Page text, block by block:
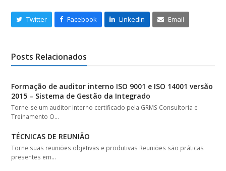
Twitter Facebook LinkedIn Email
Posts Relacionados
Formação de auditor interno ISO 9001 e ISO 14001 versão
2015 – Sistema de Gestão da Integrado
Torne-se um auditor interno certificado pela GRMS Consultoria e
Treinamento O…
TÉCNICAS DE REUNIÃO
Torne suas reuniões objetivas e produtivas Reuniões são práticas
presentes em…